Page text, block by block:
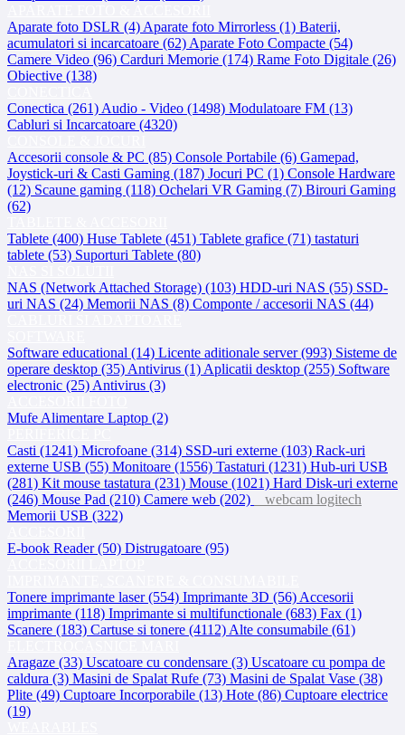
Aparate foto DSLR (4) Aparate foto Mirrorless (1) Baterii,
acumulatori si incarcatoare (62) Aparate Foto Compacte (54)
Camere Video (96) Carduri Memorie (174) Rame Foto Digitale (26)
Obiective (138)
Conectica (261) Audio - Video (1498) Modulatoare FM (13)
Cabluri si Incarcatoare (4320)
Accesorii console & PC (85) Console Portabile (6) Gamepad,
Joystick-uri & Casti Gaming (187) Jocuri PC (1) Console Hardware
(12) Scaune gaming (118) Ochelari VR Gaming (7) Birouri Gaming
(62)
Tablete (400) Huse Tablete (451) Tablete grafice (71) tastaturi
tablete (53) Suporturi Tablete (80)
NAS (Network Attached Storage) (103) HDD-uri NAS (55) SSD-
uri NAS (24) Memorii NAS (8) Componte / accesorii NAS (44)
Software educational (14) Licente aditionale server (993) Sisteme de
operare desktop (35) Antivirus (1) Aplicatii desktop (255) Software
electronic (25) Antivirus (3)
Mufe Alimentare Laptop (2)
Casti (1241) Microfoane (314) SSD-uri externe (103) Rack-uri
externe USB (55) Monitoare (1556) Tastaturi (1231) Hub-uri USB
(281) Kit mouse tastatura (231) Mouse (1021) Hard Disk-uri externe
(246) Mouse Pad (210) Camere web (202)
webcam logitech
Memorii USB (322)
E-book Reader (50) Distrugatoare (95)
Tonere imprimante laser (554) Imprimante 3D (56) Accesorii
imprimante (118) Imprimante si multifunctionale (683) Fax (1)
Scanere (183) Cartuse si tonere (4112) Alte consumabile (61)
Aragaze (33) Uscatoare cu condensare (3) Uscatoare cu pompa de
caldura (3) Masini de Spalat Rufe (73) Masini de Spalat Vase (38)
Plite (49) Cuptoare Incorporabile (13) Hote (86) Cuptoare electrice
(19)